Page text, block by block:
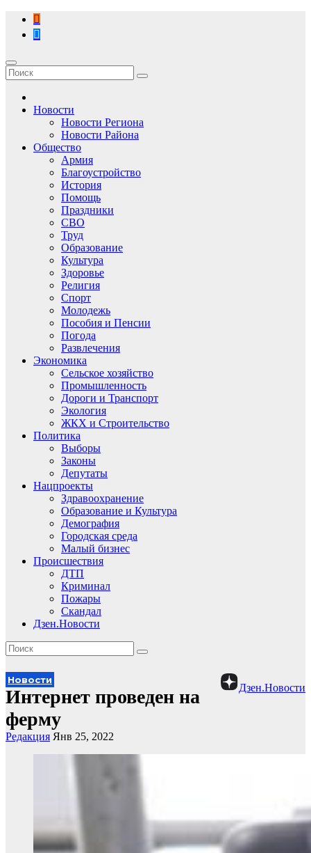
Перейти
содержимому
Новости
Новости Региона
Новости Района
Общество
Армия
Благоустройство
История
Помощь
Праздники
СВО
Труд
Образование
Культура
Здоровье
Религия
Спорт
Молодежь
Пособия и Пенсии
Погода
Развлечения
Экономика
Сельское хозяйство
Промышленность
Дороги и Транспорт
Экология
ЖКХ и Строительство
Политика
Выборы
Законы
Депутаты
Нацпроекты
Здравоохранение
Образование и Культура
Демография
Городская среда
Малый бизнес
Происшествия
ДТП
Криминал
Пожары
Скандал
Дзен.Новости
Дзен.Новости
Новости
Интернет проведен на
ферму
Редакция Янв 25, 2022